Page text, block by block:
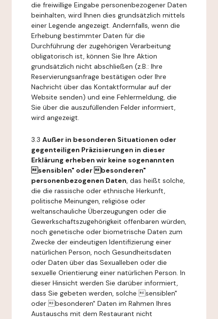
die freiwillige Eingabe personenbezogener Daten
beinhalten, wird Ihnen dies grundsätzlich mittels
einer Legende angezeigt. Andernfalls, wenn die
Erhebung bestimmter Daten für die
Durchführung der zugehörigen Verarbeitung
obligatorisch ist, können Sie Ihre Aktion
grundsätzlich nicht abschließen (z.B.: Ihre
Reservierungsanfrage bestätigen oder Ihre
Nachricht über das Kontaktformular auf der
Website senden) und eine Fehlermeldung, die
Sie über die auszufüllenden Felder informiert,
wird angezeigt.
3.3 Außer in besonderen Situationen oder
gegenteiligen Präzisierungen in dieser
Erklärung erheben wir keine sogenannten
sensiblen" oder besonderen"
personenbezogenen Daten, das heißt solche,
die die rassische oder ethnische Herkunft,
politische Meinungen, religiöse oder
weltanschauliche Überzeugungen oder die
Gewerkschaftszugehörigkeit offenbaren würden,
noch genetische oder biometrische Daten zum
Zwecke der eindeutigen Identifizierung einer
natürlichen Person, noch Gesundheitsdaten
oder Daten über das Sexualleben oder die
sexuelle Orientierung einer natürlichen Person. In
dieser Hinsicht werden Sie darüber informiert,
dass Sie gebeten werden, solche sensiblen"
oder besonderen" Daten im Rahmen Ihres
Austauschs mit dem Restaurant nicht